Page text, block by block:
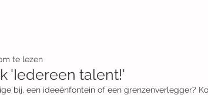
'Iedereen talent!'
te lezen
bij, een ideeënfontein of een grenzenverlegger?